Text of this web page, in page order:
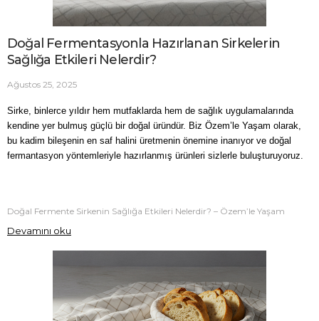
Doğal Fermentasyonla Hazırlanan Sirkelerin
Sağlığa Etkileri Nelerdir?
Ağustos 25, 2025
Sirke, binlerce yıldır hem mutfaklarda hem de sağlık uygulamalarında
kendine yer bulmuş güçlü bir doğal üründür. Biz Özem’le Yaşam olarak,
bu kadim bileşenin en saf halini üretmenin önemine inanıyor ve doğal
fermantasyon yöntemleriyle hazırlanmış ürünleri sizlerle buluşturuyoruz.
Doğal Fermente Sirkenin Sağlığa Etkileri Nelerdir? – Özem’le Yaşam
Devamını oku